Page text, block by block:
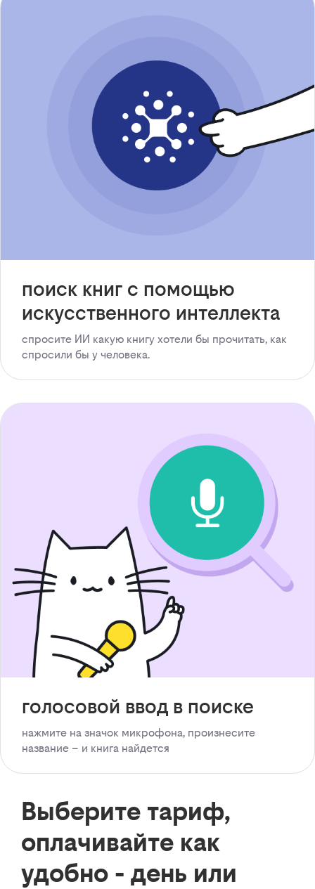
поиск книг с помощью
искусственного интеллекта
спросите ИИ какую книгу хотели бы прочитать, как
спросили бы у человека.
голосовой ввод в поиске
нажмите на значок микрофона, произнесите
название – и книга найдется
Выберите тариф,
оплачивайте как
удобно - день или